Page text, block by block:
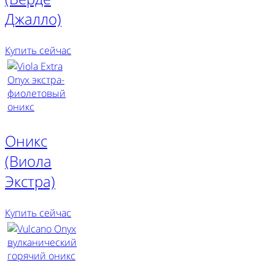
Джалло)
Купить сейчас
Оникс
(Виола
Экстра)
Купить сейчас